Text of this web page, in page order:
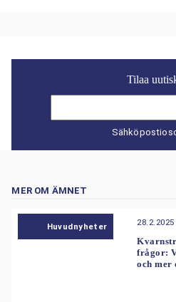
Tilaa
MER OM ÄMNET
Huvudnyheter
frågor:
och mer